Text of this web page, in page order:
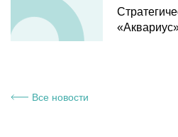
Все новости